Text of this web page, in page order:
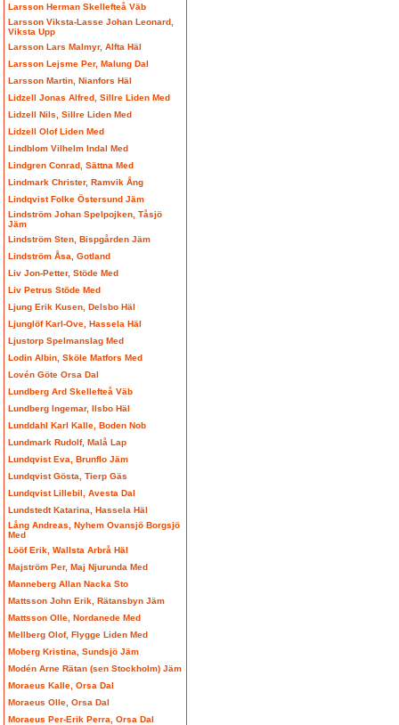
Larsson Herman Skellefteå Väb
Larsson Viksta-Lasse Johan Leonard,
Viksta Upp
Larsson Lars Malmyr, Alfta Häl
Larsson Lejsme Per, Malung Dal
Larsson Martin, Nianfors Häl
Lidzell Jonas Alfred, Sillre Liden Med
Lidzell Nils, Sillre Liden Med
Lidzell Olof Liden Med
Lindblom Vilhelm Indal Med
Lindgren Conrad, Sättna Med
Lindmark Christer, Ramvik Ång
Lindqvist Folke Östersund Jäm
Lindström Johan Spelpojken, Tåsjö
Jäm
Lindström Sten, Bispgården Jäm
Lindström Åsa, Gotland
Liv Jon-Petter, Stöde Med
Liv Petrus Stöde Med
Ljung Erik Kusen, Delsbo Häl
Ljunglöf Karl-Ove, Hassela Häl
Ljustorp Spelmanslag Med
Lodin Albin, Sköle Matfors Med
Lovén Göte Orsa Dal
Lundberg Ard Skellefteå Väb
Lundberg Ingemar, Ilsbo Häl
Lunddahl Karl Kalle, Boden Nob
Lundmark Rudolf, Malå Lap
Lundqvist Eva, Brunflo Jäm
Lundqvist Gösta, Tierp Gäs
Lundqvist Lillebil, Avesta Dal
Lundstedt Katarina, Hassela Häl
Lång Andreas, Nyhem Ovansjö Borgsjö
Med
Lööf Erik, Wallsta Arbrå Häl
Majström Per, Maj Njurunda Med
Manneberg Allan Nacka Sto
Mattsson John Erik, Rätansbyn Jäm
Mattsson Olle, Nordanede Med
Mellberg Olof, Flygge Liden Med
Moberg Kristina, Sundsjö Jäm
Modén Arne Rätan (sen Stockholm) Jäm
Moraeus Kalle, Orsa Dal
Moraeus Olle, Orsa Dal
Moraeus Per-Erik Perra, Orsa Dal